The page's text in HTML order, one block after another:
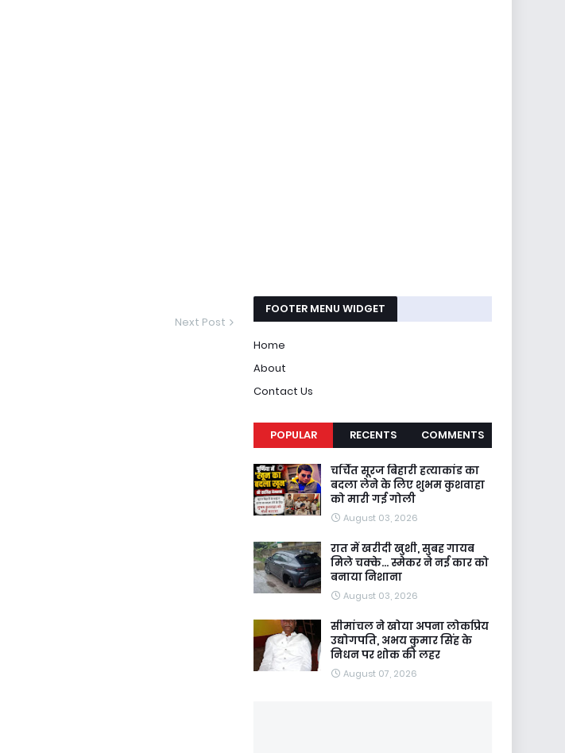
Next Post
FOOTER MENU WIDGET
Home
About
Contact Us
POPULAR RECENTS COMMENTS
चर्चित सूरज बिहारी हत्याकांड का
बदला लेने के लिए शुभम कुशवाहा
को मारी गई गोली
August 03, 2026
रात में खरीदी खुशी, सुबह गायब
मिले चक्के... स्मेकर ने नई कार को
बनाया निशाना
August 03, 2026
सीमांचल ने खोया अपना लोकप्रिय
उद्योगपति, अभय कुमार सिंह के
निधन पर शोक की लहर
August 07, 2026